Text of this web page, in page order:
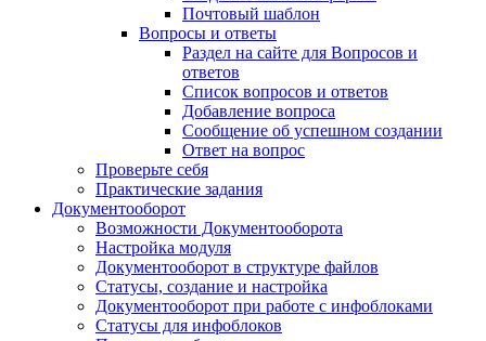
Почтовый шаблон
Вопросы и ответы
Раздел на сайте для Вопросов и
ответов
Список вопросов и ответов
Добавление вопроса
Сообщение об успешном создании
Ответ на вопрос
Проверьте себя
Практические задания
Документооборот
Возможности Документооборота
Настройка модуля
Документооборот в структуре файлов
Статусы, создание и настройка
Документооборот при работе с инфоблоками
Статусы для инфоблоков